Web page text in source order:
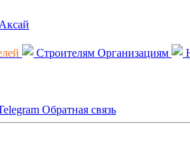
Аксай
Строителям Организациям
Обратная связь